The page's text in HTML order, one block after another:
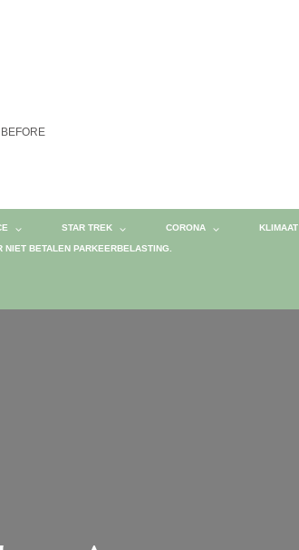
STAR TREK CORONA KLIMAAT
BETALEN PARKEERBELASTING.